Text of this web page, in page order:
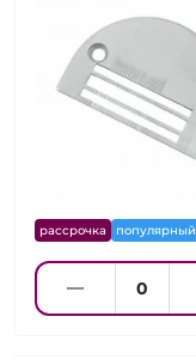
рассрочка популярный